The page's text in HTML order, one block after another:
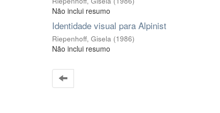
Não inclui resumo
Identidade visual para Alpinist
Riepenhoff, Gisela (1986)
Não inclui resumo